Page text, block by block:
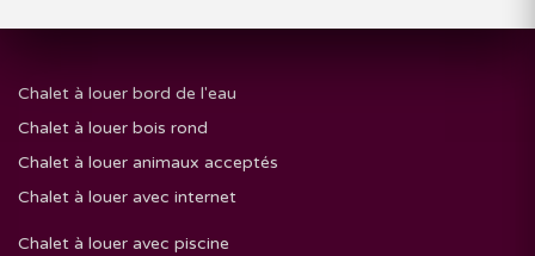
Chalet à louer bord de l'eau
Chalet à louer bois rond
Chalet à louer animaux acceptés
Chalet à louer avec internet
Chalet à louer avec piscine